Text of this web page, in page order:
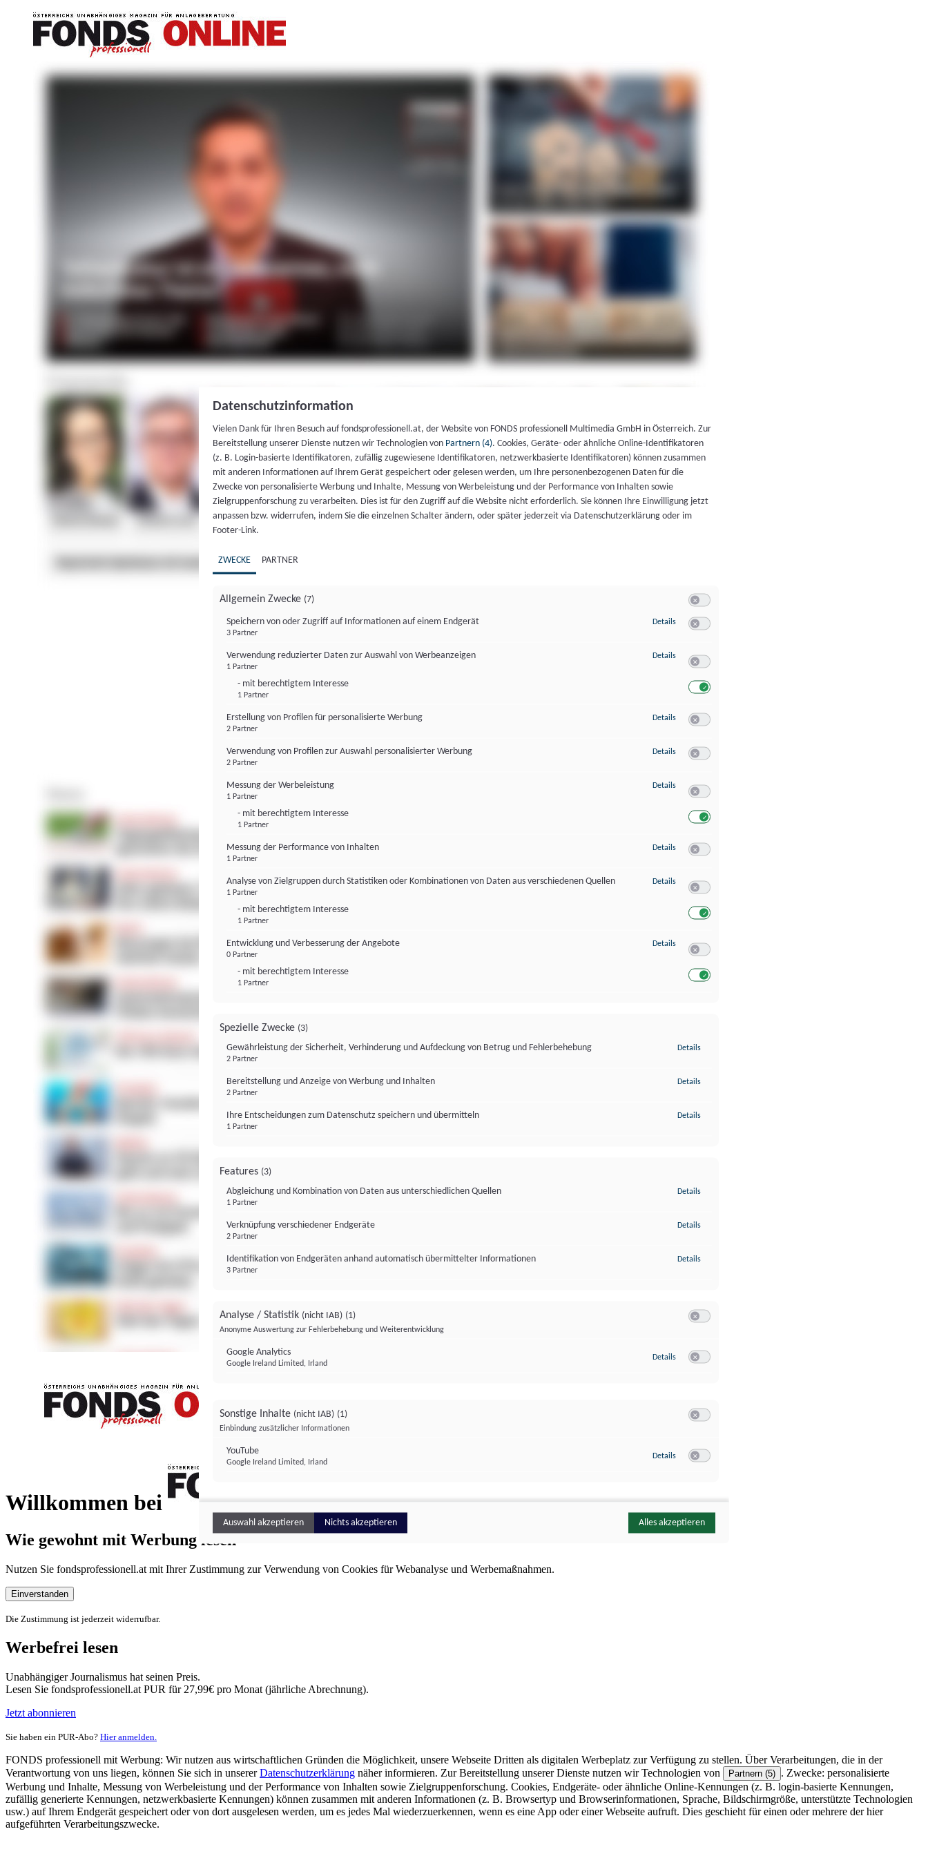
Willkommen bei
FONDS professionell
Wie gewohnt mit Werbung lesen
Nutzen Sie fondsprofessionell.at mit Ihrer Zustimmung zur Verwendung von Cookies für Webanalyse und Werbemaßnahmen.
Einverstanden
Die Zustimmung ist jederzeit widerrufbar.
Werbefrei lesen
Unabhängiger Journalismus hat seinen Preis.
Lesen Sie fondsprofessionell.at PUR für 27,99€ pro Monat (jährliche Abrechnung).
Jetzt abonnieren
Sie haben ein PUR-Abo? Hier anmelden.
FONDS professionell mit Werbung: Wir nutzen aus wirtschaftlichen Gründen die Möglichkeit, unsere Webseite Dritten als digitalen Werbeplatz zur Verfügung zu stellen. Über Verarbeitungen, die in der
Verantwortung von uns liegen, können Sie sich in unsererDatenschutzerklärung näher informieren. Zur Bereitstellung unserer Dienste nutzen wir Technologien von Partnern (5) . Zwecke: personalisierte
Werbung und Inhalte, Messung von Werbeleistung und der Performance von Inhalten sowie Zielgruppenforschung. Cookies, Endgeräte- oder ähnliche Online-Kennungen (z. B. login-basierte Kennungen,
zufällig generierte Kennungen, netzwerkbasierte Kennungen) können zusammen mit anderen Informationen (z. B. Browsertyp und Browserinformationen, Sprache, Bildschirmgröße, unterstützte Technologien
usw.) auf Ihrem Endgerät gespeichert oder von dort ausgelesen werden, um es jedes Mal wiederzuerkennen, wenn es eine App oder einer Webseite aufruft. Dies geschieht für einen oder mehrere der hier
aufgeführten Verarbeitungszwecke.
Datenschutzinformation
Vielen Dank für Ihren Besuch auf fondsprofessionell.at, der Website von FONDS professionell Multimedia GmbH in Österreich. Zur
Bereitstellung unserer Dienste nutzen wir Technologien von Partnern (4). Cookies, Geräte- oder ähnliche Online-Identifikatoren
(z. B. Login-basierte Identifikatoren, zufällig zugewiesene Identifikatoren, netzwerkbasierte Identifikatoren) können zusammen
mit anderen Informationen auf Ihrem Gerät gespeichert oder gelesen werden, um Ihre personenbezogenen Daten für die
Zwecke von personalisierte Werbung und Inhalte, Messung von Werbeleistung und der Performance von Inhalten sowie
Zielgruppenforschung zu verarbeiten. Dies ist für den Zugriff auf die Website nicht erforderlich. Sie können Ihre Einwilligung jetzt
anpassen bzw. widerrufen, indem Sie die einzelnen Schalter ändern, oder später jederzeit via Datenschutzerklärung oder im
Footer-Link.
ZWECKE PARTNER
Allgemein Zwecke (7)
Speichern von oder Zugriff auf Informationen auf einem Endgerät
3 Partner
Details zu Speichern von oder Zugriff auf Informationen auf einem Endgerät
Verwendung reduzierter Daten zur Auswahl von Werbeanzeigen
1 Partner
- mit berechtigtem Interesse
1 Partner
Details zu Verwendung reduzierter Daten zur Auswahl von Werbeanzeigen
Erstellung von Profilen für personalisierte Werbung
2 Partner
Details zu Erstellung von Profilen für personalisierte Werbung
Verwendung von Profilen zur Auswahl personalisierter Werbung
2 Partner
Details zu Verwendung von Profilen zur Auswahl personalisierter Werbung
Messung der Werbeleistung
1 Partner
- mit berechtigtem Interesse
1 Partner
Details zu Messung der Werbeleistung
Messung der Performance von Inhalten
1 Partner
Details zu Messung der Performance von Inhalten
Analyse von Zielgruppen durch Statistiken oder Kombinationen von Daten aus verschiedenen Quellen
1 Partner
- mit berechtigtem Interesse
1 Partner
Details zu Analyse von Zielgruppen durch Statistiken oder Kombinationen von
Entwicklung und Verbesserung der Angebote
0 Partner
- mit berechtigtem Interesse
1 Partner
Details zu Entwicklung und Verbesserung der Angebote
Spezielle Zwecke (3)
Gewährleistung der Sicherheit, Verhinderung und Aufdeckung von Betrug und Fehlerbehebung
2 Partner
Details
Bereitstellung und Anzeige von Werbung und Inhalten
2 Partner
Details
Ihre Entscheidungen zum Datenschutz speichern und übermitteln
1 Partner
Details
Features (3)
Abgleichung und Kombination von Daten aus unterschiedlichen Quellen
1 Partner
Details
Verknüpfung verschiedener Endgeräte
2 Partner
Details
Identifikation von Endgeräten anhand automatisch übermittelter Informationen
3 Partner
Details
Analyse / Statistik (nicht IAB) (1)
Anonyme Auswertung zur Fehlerbehebung und Weiterentwicklung
Google Analytics
Google Ireland Limited, Irland
Details zu Google Analytics
Sonstige Inhalte (nicht IAB) (1)
Einbindung zusätzlicher Informationen
YouTube
Google Ireland Limited, Irland
Details zu YouTube
Auswahl akzeptieren Nichts akzeptieren Alles akzeptieren